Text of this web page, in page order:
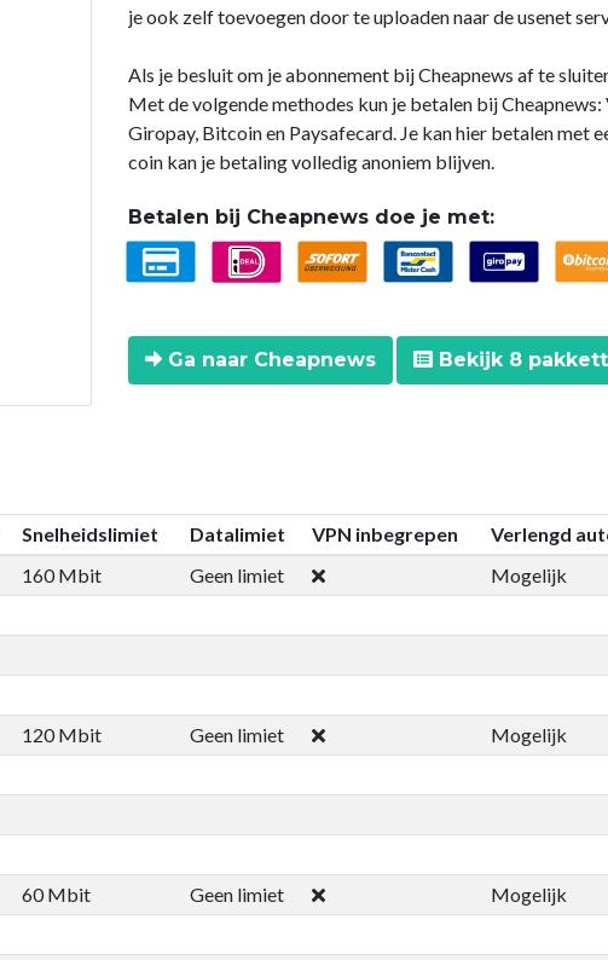
je ook zelf toevoegen door te uploaden naar de usenet
Als je besluit om je abonnement bij Cheapnews af te
Met de volgende methodes kun je betalen bij
Giropay, Bitcoin en Paysafecard. Je kan hier betalen met
coin kan je betaling volledig anoniem blijven.
Betalen bij Cheapnews doe je met:
Ga naar Cheapnews Bekijk 8
Snelheidslimiet Datalimiet VPN inbegrepen Verlengd
160 Mbit Geen limiet Mogelijk
120 Mbit Geen limiet Mogelijk
60 Mbit Geen limiet Mogelijk